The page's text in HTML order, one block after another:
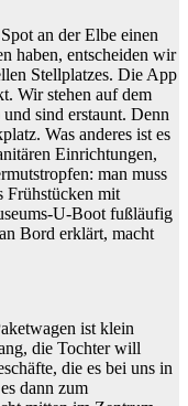
an der Elbe einen
haben, entscheiden wir
Stellplatzes. Die App
Wir stehen auf dem
sind erstaunt. Denn
Was anderes ist es
Einrichtungen,
man muss
Frühstücken mit
U-Boot fußläufig
Bord erklärt, macht
ist klein
die Tochter will
die es bei uns in
dann zum